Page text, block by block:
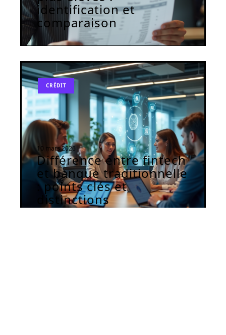
identification et
comparaison
CRÉDIT
10 mars 2026
Différence entre fintech
et banque traditionnelle
: points clés et
distinctions